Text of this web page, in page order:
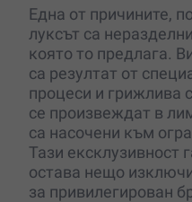
Една от причините,
луксът са
която то предлага.
са резултат от
процеси и грижлива
се произвеждат в
са насочени към
Тази ексклузивност
остава нещо
за привилегирован